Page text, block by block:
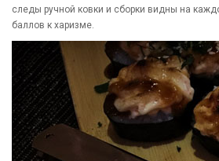
следы ручной ковки и сборки видны на
баллов к харизме.